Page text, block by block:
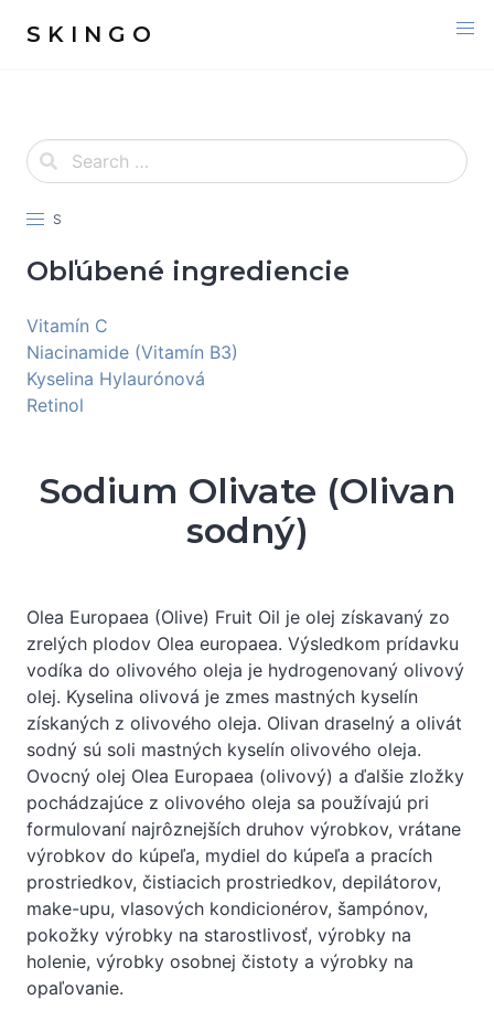
S K I N G O
S
Obľúbené ingrediencie
Vitamín C
Niacinamide (Vitamín B3)
Kyselina Hylaurónová
Retinol
Sodium Olivate (Olivan
sodný)
Olea Europaea (Olive) Fruit Oil je olej získavaný zo
zrelých plodov Olea europaea. Výsledkom prídavku
vodíka do olivového oleja je hydrogenovaný olivový
olej. Kyselina olivová je zmes mastných kyselín
získaných z olivového oleja. Olivan draselný a olivát
sodný sú soli mastných kyselín olivového oleja.
Ovocný olej Olea Europaea (olivový) a ďalšie zložky
pochádzajúce z olivového oleja sa používajú pri
formulovaní najrôznejších druhov výrobkov, vrátane
výrobkov do kúpeľa, mydiel do kúpeľa a pracích
prostriedkov, čistiacich prostriedkov, depilátorov,
make-upu, vlasových kondicionérov, šampónov,
pokožky výrobky na starostlivosť, výrobky na
holenie, výrobky osobnej čistoty a výrobky na
opaľovanie.